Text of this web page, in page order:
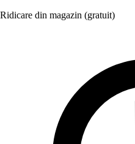
Ridicare din magazin (gratuit)